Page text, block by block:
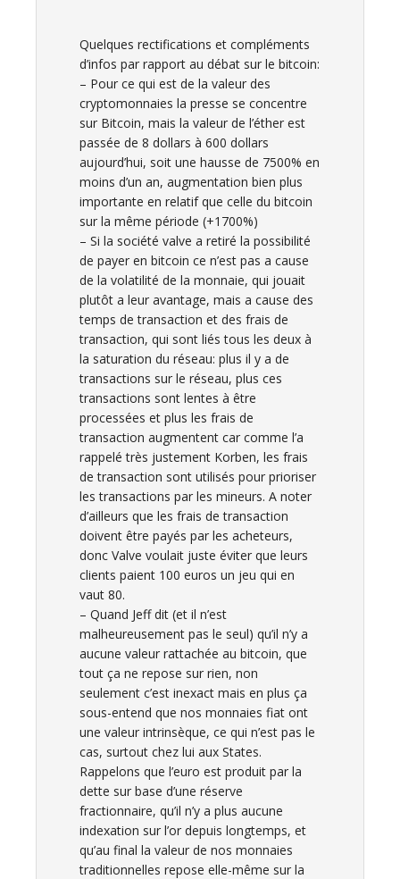
Quelques rectifications et compléments
d’infos par rapport au débat sur le bitcoin:
– Pour ce qui est de la valeur des
cryptomonnaies la presse se concentre
sur Bitcoin, mais la valeur de l’éther est
passée de 8 dollars à 600 dollars
aujourd’hui, soit une hausse de 7500% en
moins d’un an, augmentation bien plus
importante en relatif que celle du bitcoin
sur la même période (+1700%)
– Si la société valve a retiré la possibilité
de payer en bitcoin ce n’est pas a cause
de la volatilité de la monnaie, qui jouait
plutôt a leur avantage, mais a cause des
temps de transaction et des frais de
transaction, qui sont liés tous les deux à
la saturation du réseau: plus il y a de
transactions sur le réseau, plus ces
transactions sont lentes à être
processées et plus les frais de
transaction augmentent car comme l’a
rappelé très justement Korben, les frais
de transaction sont utilisés pour prioriser
les transactions par les mineurs. A noter
d’ailleurs que les frais de transaction
doivent être payés par les acheteurs,
donc Valve voulait juste éviter que leurs
clients paient 100 euros un jeu qui en
vaut 80.
– Quand Jeff dit (et il n’est
malheureusement pas le seul) qu’il n’y a
aucune valeur rattachée au bitcoin, que
tout ça ne repose sur rien, non
seulement c’est inexact mais en plus ça
sous-entend que nos monnaies fiat ont
une valeur intrinsèque, ce qui n’est pas le
cas, surtout chez lui aux States.
Rappelons que l’euro est produit par la
dette sur base d’une réserve
fractionnaire, qu’il n’y a plus aucune
indexation sur l’or depuis longtemps, et
qu’au final la valeur de nos monnaies
traditionnelles repose elle-même sur la